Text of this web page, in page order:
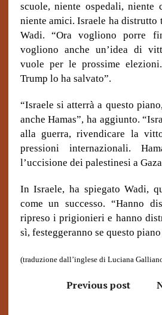
scuole, niente ospedali, niente
niente amici. Israele ha distrutto
Wadi. “Ora vogliono porre
vogliono anche un’idea di
vuole per le prossime
Trump lo ha salvato”.
“Israele si atterrà a questo
anche Hamas”, ha aggiunto.
alla guerra, rivendicare la
pressioni internazionali.
l’uccisione dei palestinesi a
In Israele, ha spiegato Wadi,
come un successo. “Hanno
ripreso i prigionieri e hanno
sì, festeggeranno se questo
(traduzione dall’inglese di Luciana
Previous post